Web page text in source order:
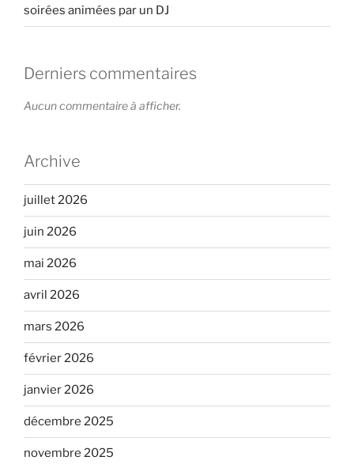
soirées animées par un DJ
Derniers commentaires
Aucun commentaire à afficher.
Archive
juillet 2026
juin 2026
mai 2026
avril 2026
mars 2026
février 2026
janvier 2026
décembre 2025
novembre 2025